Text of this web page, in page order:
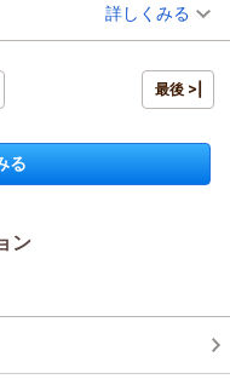
用したいと思います。
客室の清潔さ、露天風
ヒーリングルームな
お食事につきまして
召し上がっていただけた
葉でございます。死海
でも、なんとかご体験
いただけたこと何より
思っております。「過
で、館内の魅力をより
お越しを心よりお待ち
本当にありがとうござ
り/税込)
信
ます。
した。
、そして
っしゃっていただき、
詳しくみる
最後 >|
る
ン